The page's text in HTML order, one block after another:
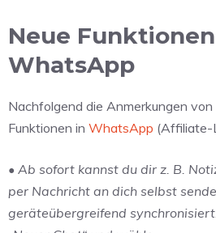
Neue
WhatsApp
Nachfolgend die Anmerkungen
Funktionen in WhatsApp (Affiliate-
• Ab sofort kannst du dir z. B.
per Nachricht an dich selbst
geräteübergreifend